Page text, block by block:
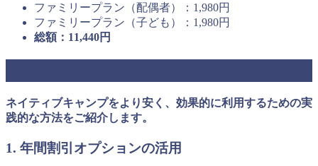
ファミリープラン（配偶者）：1,980円
ファミリープラン（子ども）：1,980円
総額：11,440円
ネイティブキャンプをより安く、効果的に利用するための実
践的な方法をご紹介します。
1. 年間割引オプションの活用